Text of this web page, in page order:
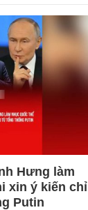
Hưng làm
xin ý kiến chỉ
Putin